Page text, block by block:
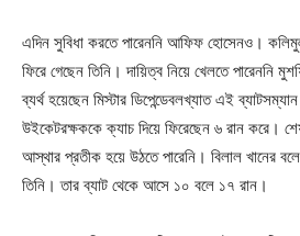
এদিন সুবিধা করতে পারেননি আফিফ হোসেনও।
ফিরে গেছেন তিনি। দায়িত্ব নিয়ে খেলতে পারেননি
ব্যর্থ হয়েছেন মিস্টার ডিপেন্ডেবলখ্যাত এই
উইকেটরক্ষককে ক্যাচ দিয়ে ফিরেছেন ৬ রান করে।
আস্থার প্রতীক হয়ে উঠতে পারেনি। বিলাল খানের
তিনি। তার ব্যাট থেকে আসে ১০ বলে ১৭ রান।